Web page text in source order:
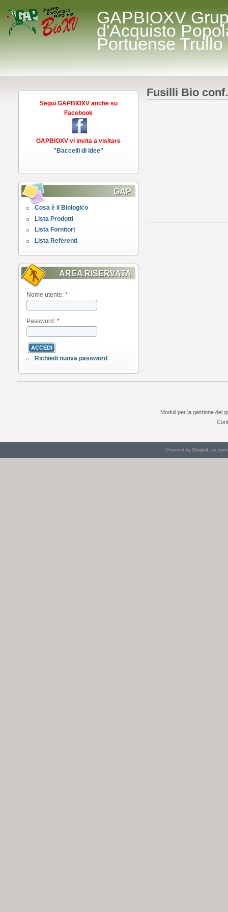
GAPBIOXV
d'Acquisto
Portuense Trullo
Segui GAPBIOXV anche su
Facebook
GAPBIOXV vi invita a visitare
"Baccelli di idee"
GAP
Cosa è il Biologico
Lista Prodotti
Lista Fornitori
Lista Referenti
AREA RISERVATA
Nome utente: *
Password: *
Richiedi nuova password
Fusilli Bio
Moduli per la gestione del
Powered by Drupal , an